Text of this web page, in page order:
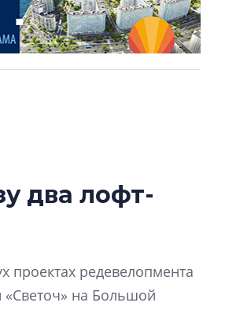
два лофт-
проектах редевелопмента
«Светоч» на Большой
В Санкт-
девятый сезон
конкурса
строить и жить